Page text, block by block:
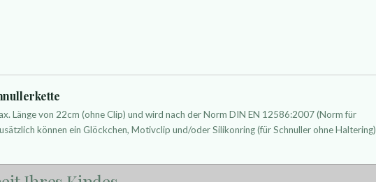
Länge von 22cm (ohne Clip) und wird nach der Norm DIN EN 12586:2007 (Norm für
können ein Glöckchen, Motivclip und/oder Silikonring (für Schnuller ohne Haltering)